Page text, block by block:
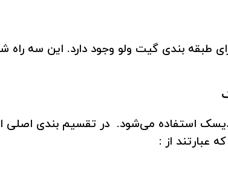
طبقه بندی گیت ولو وجود دارد. این سه
استفاده می‌شود. در تقسیم بندی
عبارتند از :